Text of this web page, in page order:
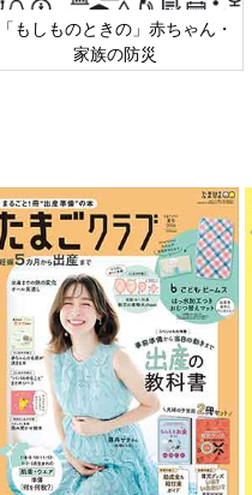
」赤ちゃん・
日本外来小